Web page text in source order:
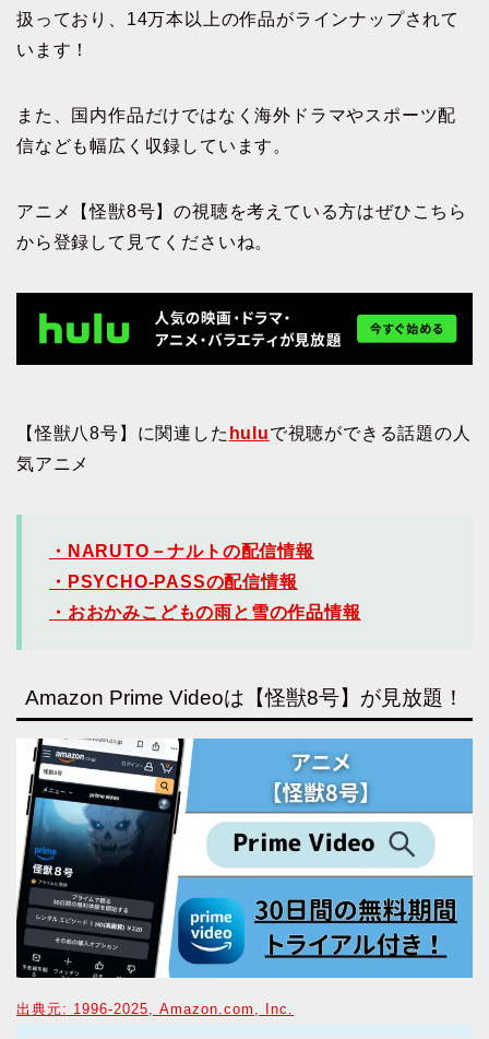
扱っており、14万本以上の作品がラインナップされて
います！
また、国内作品だけではなく海外ドラマやスポーツ配
信なども幅広く収録しています。
アニメ【怪獣8号】の視聴を考えている方はぜひこちら
から登録して見てくださいね。
【怪獣八8号】に関連した huluで視聴ができる話題の人
気アニメ
・NARUTO－ナルトの配信情報
・PSYCHO-PASSの配信情報
・おおかみこどもの雨と雪の作品情報
Amazon Prime Videoは【怪獣8号】が見放題！
出典元: 1996-2025, Amazon.com, Inc.